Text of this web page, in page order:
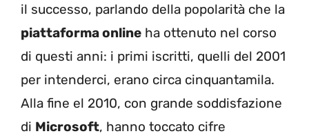
il successo, parlando della popolarità che la
piattaforma online ha ottenuto nel corso
di questi anni: i primi iscritti, quelli del 2001
per intenderci, erano circa cinquantamila.
Alla fine el 2010, con grande soddisfazione
di Microsoft, hanno toccato cifre